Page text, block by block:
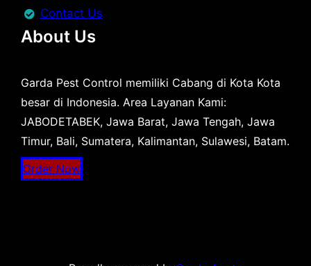
Contact Us
About Us
Garda Pest Control memiliki Cabang di Kota Kota
besar di Indonesia. Area Layanan Kami:
JABODETABEK, Jawa Barat, Jawa Tengah, Jawa
Timur, Bali, Sumatera, Kalimantan, Sulawesi, Batam.
Order Now